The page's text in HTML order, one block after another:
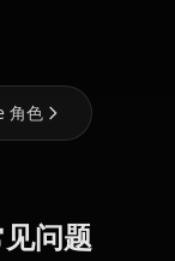
角色
问题